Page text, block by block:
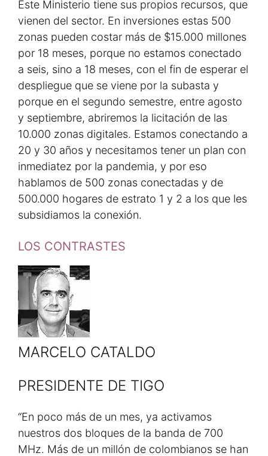
Este Ministerio tiene sus propios recursos, que
vienen del sector. En inversiones estas 500
zonas pueden costar más de $15.000 millones
por 18 meses, porque no estamos conectado
a seis, sino a 18 meses, con el fin de esperar el
despliegue que se viene por la subasta y
porque en el segundo semestre, entre agosto
y septiembre, abriremos la licitación de las
10.000 zonas digitales. Estamos conectando a
20 y 30 años y necesitamos tener un plan con
inmediatez por la pandemia, y por eso
hablamos de 500 zonas conectadas y de
500.000 hogares de estrato 1 y 2 a los que les
subsidiamos la conexión.
LOS CONTRASTES
MARCELO CATALDO
PRESIDENTE DE TIGO
“En poco más de un mes, ya activamos
nuestros dos bloques de la banda de 700
MHz. Más de un millón de colombianos se han